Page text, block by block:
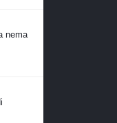
nema